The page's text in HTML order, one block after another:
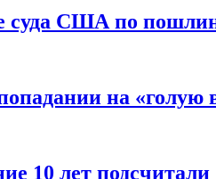
суда США по
на «голую
10 лет подсчитали